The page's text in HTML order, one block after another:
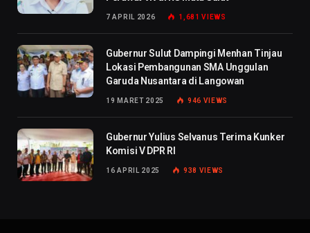
7 APRIL 2026 1,681VIEWS
Gubernur Sulut Dampingi Menhan Tinjau
Lokasi Pembangunan SMA Unggulan
Garuda Nusantara di Langowan
19 MARET 2025 946 VIEWS
Gubernur Yulius Selvanus Terima Kunker
Komisi V DPR RI
16 APRIL 2025 938 VIEWS